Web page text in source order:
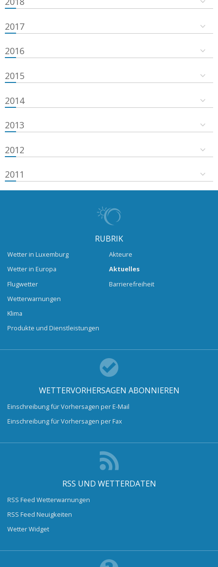
2017
2016
2015
2014
2013
2012
2011
RUBRIK
Wetter in Luxemburg
Wetter in Europa
Flugwetter
Wetterwarnungen
Klima
Produkte und Dienstleistungen
Akteure
Aktuelles
Barrierefreiheit
WETTERVORHERSAGEN ABONNIEREN
Einschreibung für Vorhersagen per E-Mail
Einschreibung für Vorhersagen per Fax
RSS UND WETTERDATEN
RSS Feed Wetterwarnungen
RSS Feed Neuigkeiten
Wetter Widget